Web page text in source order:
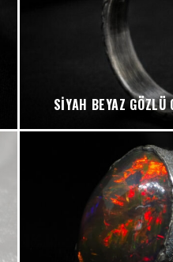
SIYAH BEYAZ GÖZLÜ